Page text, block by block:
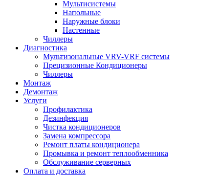
Мультисистемы
Напольные
Наружные блоки
Настенные
Чиллеры
Диагностика
Мультизональные VRV-VRF системы
Прецизионные Кондиционеры
Чиллеры
Монтаж
Демонтаж
Услуги
Профилактика
Дезинфекция
Чистка кондиционеров
Замена компрессора
Ремонт платы кондиционера
Промывка и ремонт теплообменника
Обслуживание серверных
Оплата и доставка